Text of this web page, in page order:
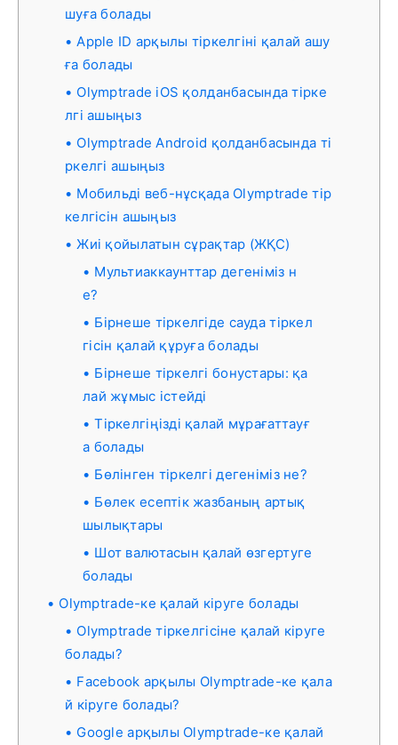
шуға болады
Apple ID арқылы тіркелгіні қалай ашу
ға болады
Olymptrade iOS қолданбасында тірке
лгі ашыңыз
Olymptrade Android қолданбасында ті
ркелгі ашыңыз
Мобильді веб-нұсқада Olymptrade тір
келгісін ашыңыз
Жиі қойылатын сұрақтар (ЖҚС)
Мультиаккаунттар дегеніміз н
е?
Бірнеше тіркелгіде сауда тіркел
гісін қалай құруға болады
Бірнеше тіркелгі бонустары: қа
лай жұмыс істейді
Тіркелгіңізді қалай мұрағаттауғ
а болады
Бөлінген тіркелгі дегеніміз не?
Бөлек есептік жазбаның артық
шылықтары
Шот валютасын қалай өзгертуге
болады
Olymptrade-ке қалай кіруге болады
Olymptrade тіркелгісіне қалай кіруге
болады?
Facebook арқылы Olymptrade-ке қала
й кіруге болады?
Google арқылы Olymptrade-ке қалай